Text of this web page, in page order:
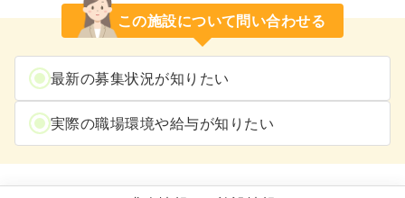
この施設について問い合わせる
最新の募集状況が知りたい
実際の職場環境や給与が知りたい
特別養護老人ホーム箕面の郷